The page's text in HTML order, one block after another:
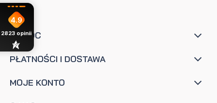
POMOC
PŁATNOŚCI I DOSTAWA
MOJE KONTO
4.9
2823 opinii